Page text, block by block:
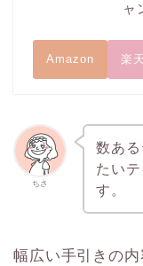
ャ
Amazon 楽
ちさ
数あ
たい
す。
幅広い手引きの